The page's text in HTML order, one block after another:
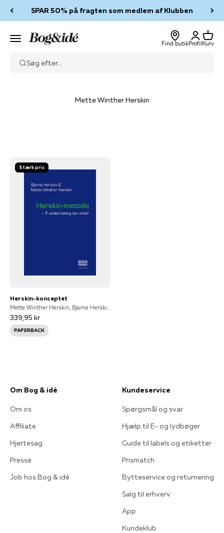
SPAR 50% på fragten som medlem af Klubben
Menu Bog & idé
Find butik
Log ind
Profil
Kurv
Kurv
Søg efter...
Mette Winther Herskin
Stærk pris
Herskin-konceptet
Mette Winther Herskin, Bjarne Herskin, Bjarne Herskin og Mette Winther Herskin
339,95 kr
PAPERBACK
Om Bog & idé
Om os
Affiliate
Hjertesag
Presse
Job hos Bog & idé
Kundeservice
Spørgsmål og svar
Hjælp til E- og lydbøger
Guide til labels og etiketter
Prismatch
Bytteservice og returnering
Salg til erhverv
App
Kundeklub